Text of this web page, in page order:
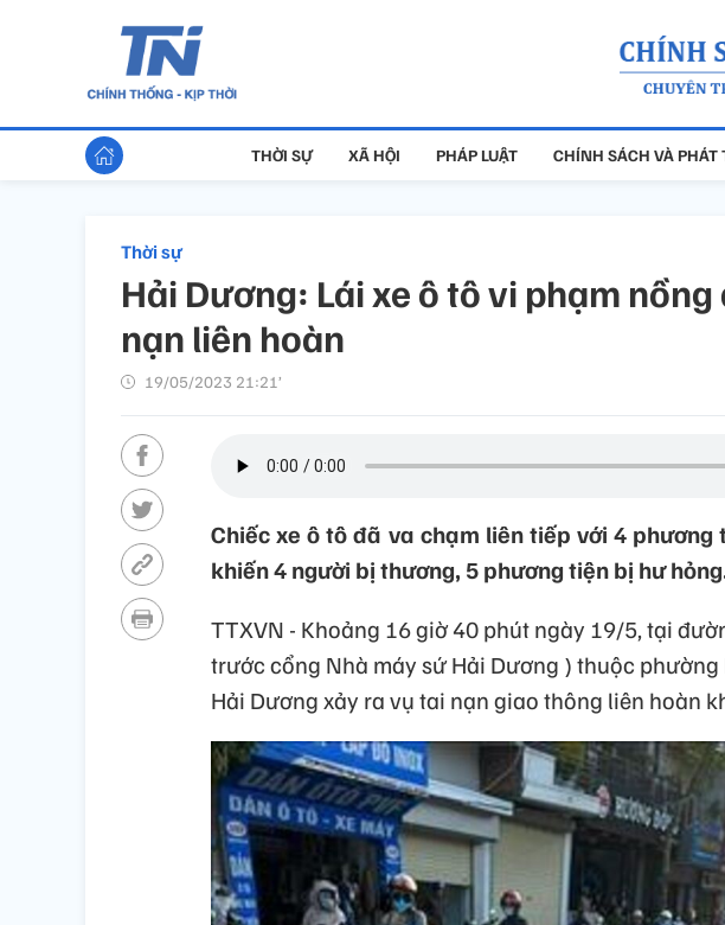
THỜI SỰ XÃ HỘI PHÁP LUẬT CHÍNH SÁCH VÀ PHÁT
Thời sự
Hải Dương: Lái xe ô tô vi phạm
nạn liên hoàn
19/05/2023 21:21’
Chiếc xe ô tô đã va chạm liên tiếp với 4
khiến 4 người bị thương, 5 phương tiện bị hư
TTXVN - Khoảng 16 giờ 40 phút ngày 19/5, tại
trước cổng Nhà máy sứ Hải Dương ) thuộc
Hải Dương xảy ra vụ tai nạn giao thông liên hoàn